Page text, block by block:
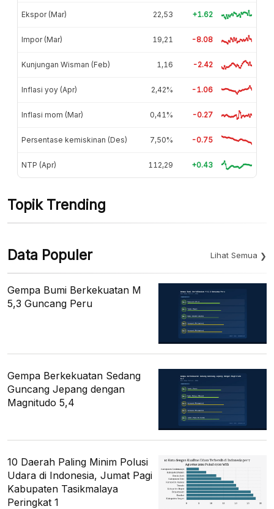
Ekspor (Mar) 22,53 +1.62
Impor (Mar) 19,21 -8.08
Kunjungan Wisman (Feb) 1,16 -2.42
Inflasi yoy (Apr) 2,42% -1.06
Inflasi mom (Mar) 0,41% -0.27
Persentase kemiskinan (Des) 7,50% -0.75
NTP (Apr) 112,29 +0.43
Topik Trending
Data Populer Lihat Semua
Gempa Bumi Berkekuatan M
5,3 Guncang Peru
Gempa Berkekuatan Sedang
Guncang Jepang dengan
Magnitudo 5,4
10 Daerah Paling Minim Polusi
Udara di Indonesia, Jumat Pagi
Kabupaten Tasikmalaya
Peringkat 1